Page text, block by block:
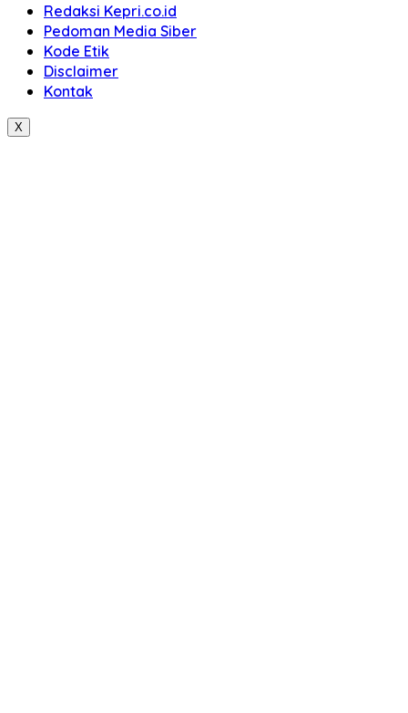
Redaksi Kepri.co.id
Pedoman Media Siber
Kode Etik
Disclaimer
Kontak
X